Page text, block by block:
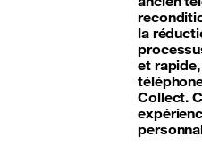
la
et
Collect.